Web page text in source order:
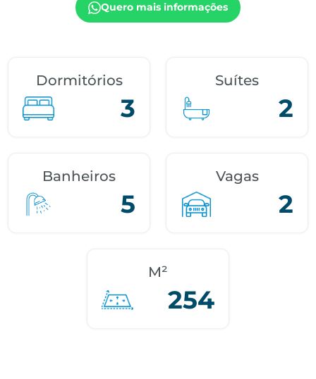
Quero mais informações
Dormitórios
3
Suítes
2
Banheiros
5
Vagas
2
M²
254